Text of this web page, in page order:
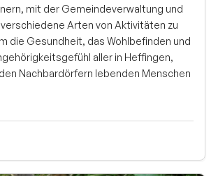
mit der Gemeindeverwaltung und
Arten von Aktivitäten zu
die Gesundheit, das Wohlbefinden und
aller in Heffingen,
Nachbardörfern lebenden Menschen